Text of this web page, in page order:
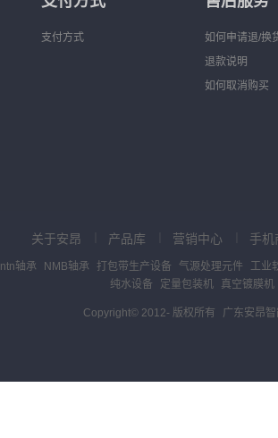
支付方式
如何申请退/换
退款说明
如何取消购买
关于安昂 产品库 营销中心 手机
ntn轴承 NMB轴承 打包带生产设备 气源处理元件
工业
纯水设备
定量包装机 真空镀膜机
Copyright© 2012-版权所有 广东安昂